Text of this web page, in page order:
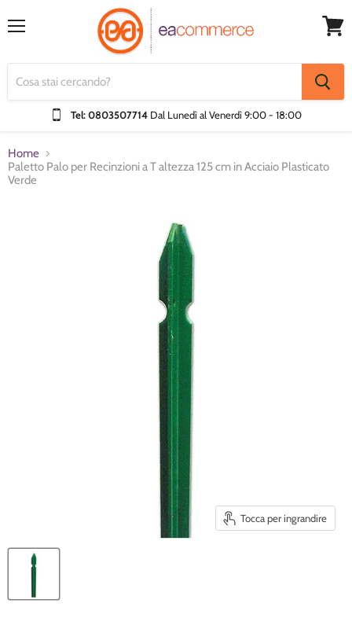
Tel: 0803507714 Dal Lunedì al Venerdì9:00 - 18:00
Home
Paletto Palo per Recinzioni a T altezza 125 cm in Acciaio Plasticato
Verde
Tocca per ingrandire